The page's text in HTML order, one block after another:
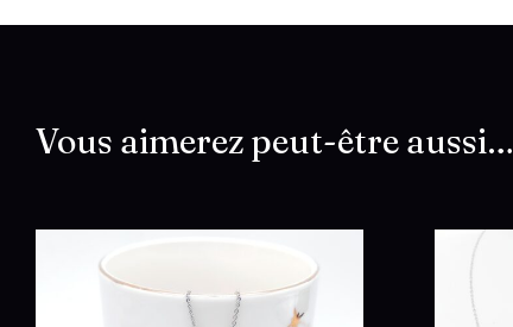
Vous aimerez peut-être aussi…